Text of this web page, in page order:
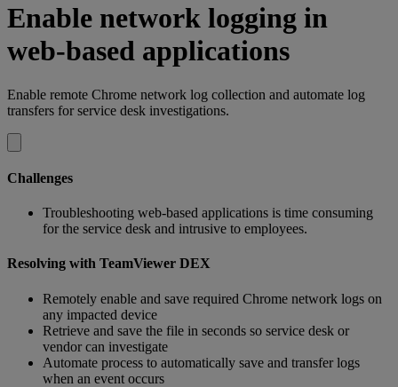
Enable network logging in
web-based applications
Enable remote Chrome network log collection and automate log
transfers for service desk investigations.
Challenges
Troubleshooting web-based applications is time consuming
for the service desk and intrusive to employees.
Resolving with TeamViewer DEX
Remotely enable and save required Chrome network logs on
any impacted device
Retrieve and save the file in seconds so service desk or
vendor can investigate
Automate process to automatically save and transfer logs
when an event occurs